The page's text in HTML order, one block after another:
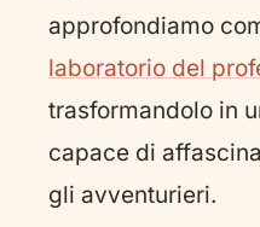
approfondiamo
laboratorio del
trasformandolo in
capace di
gli avventurieri.